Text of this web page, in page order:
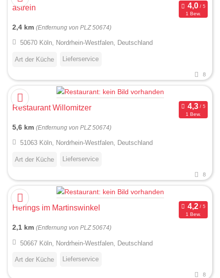
astrein
1 Bew.
2,4 km (Entfernung von PLZ 50674)
50670 Köln, Nordrhein-Westfalen, Deutschland
Art der Küche Lieferservice
8
Restaurant Willomitzer
1 Bew.
5,6 km (Entfernung von PLZ 50674)
51063 Köln, Nordrhein-Westfalen, Deutschland
Art der Küche Lieferservice
8
Herings im Martinswinkel
1 Bew.
2,1 km (Entfernung von PLZ 50674)
50667 Köln, Nordrhein-Westfalen, Deutschland
Art der Küche Lieferservice
8